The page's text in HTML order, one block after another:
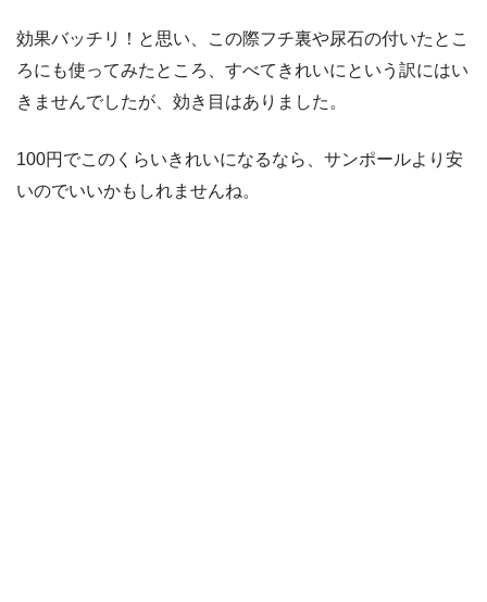
効果バッチリ！と思い、この際フチ裏や尿石の付いたとこ
ろにも使ってみたところ、すべてきれいにという訳にはい
きませんでしたが、効き目はありました。
100円でこのくらいきれいになるなら、サンポールより安
いのでいいかもしれませんね。